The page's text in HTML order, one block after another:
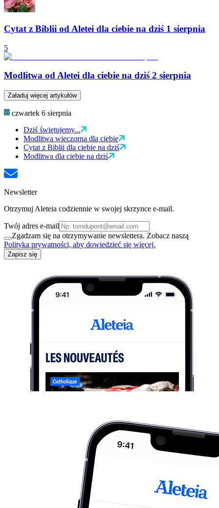
Cytat z Biblii od Aletei dla ciebie na dziś 1 sierpnia
5
Modlitwa od Aletei dla ciebie na dziś 2 sierpnia
Załaduj więcej artykułów
czwartek 6 sierpnia
Dziś świętujemy...
Modlitwa wieczorna dla ciebie
Cytat z Biblii dla ciebie na dziś
Modlitwa dla ciebie na dziś
Newsletter
Otrzymuj Aleteia codziennie w swojej skrzynce e-mail.
Twój adres e-mail
Zgadzam się na otrzymywanie newslettera. Zobacz naszą
Polityka prywatności, aby dowiedzieć się więcej.
Zapisz się